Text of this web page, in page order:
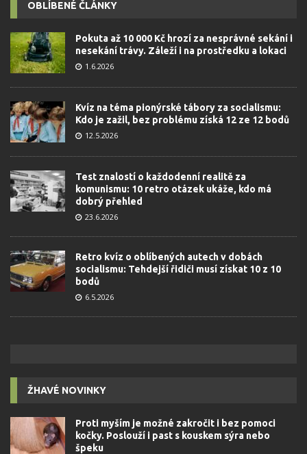
OBLÍBENÉ ČLÁNKY
Pokuta až 10 000 Kč hrozí za nesprávné sekání i
nesekání trávy. Záleží i na prostředku a lokaci
1.6.2026
Kvíz na téma pionýrské tábory za socialismu:
Kdo je zažil, bez problému získá 12 ze 12 bodů
12.5.2026
Test znalostí o každodenní realitě za
komunismu: 10 retro otázek ukáže, kdo má
dobrý přehled
23.6.2026
Retro kvíz o oblíbených autech v dobách
socialismu: Tehdejší řidiči musí získat 10 z 10
bodů
6.5.2026
ŽHAVÉ NOVINKY
Proti myším je možné zakročit i bez pomoci
kočky. Poslouží i past s kouskem sýra nebo
špeku